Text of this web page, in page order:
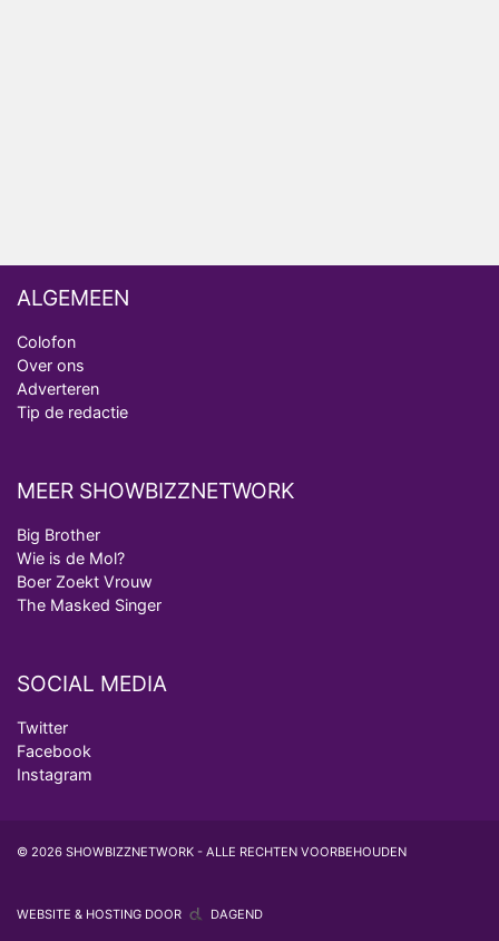
ALGEMEEN
Colofon
Over ons
Adverteren
Tip de redactie
MEER SHOWBIZZNETWORK
Big Brother
Wie is de Mol?
Boer Zoekt Vrouw
The Masked Singer
SOCIAL MEDIA
Twitter
Facebook
Instagram
© 2026 SHOWBIZZNETWORK - ALLE RECHTEN VOORBEHOUDEN
WEBSITE & HOSTING DOOR DAGEND